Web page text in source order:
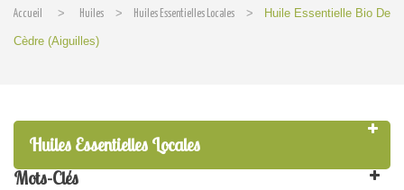
Accueil > Huiles > Huiles Essentielles Locales > Huile Essentielle Bio De
Cèdre (Aiguilles)
Huiles Essentielles Locales
Mots-Clés